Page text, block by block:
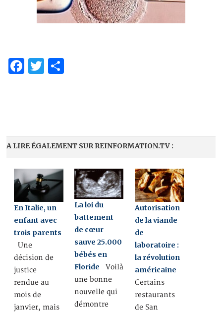
Facebook
Twitter
A LIRE ÉGALEMENT SUR REINFORMATION.TV :
En Italie, un
enfant avec
trois parents
Une
décision de
justice
rendue au
mois de
janvier, mais
La loi du
battement
de cœur
sauve 25.000
bébés en
Floride Voilà
une bonne
nouvelle qui
démontre
Autorisation
de la viande
de
laboratoire :
la révolution
américaine
Certains
restaurants
de San